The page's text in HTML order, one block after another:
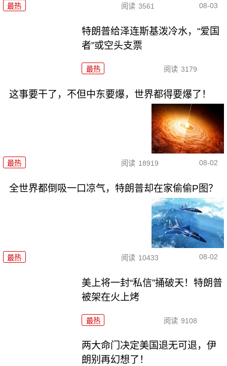
最热 阅读 3561 08-03
特朗普给泽连斯基泼冷水，“爱国
者”或空头支票
最热 阅读 3179
这事要干了，不但中东要爆，世界都得要爆了！
最热 阅读 18919 08-02
全世界都倒吸一口凉气，特朗普却在家偷偷P图？
最热 阅读 10433 08-02
美上将一封“私信”捅破天！特朗普
被架在火上烤
最热 阅读 9108
两大命门决定美国退无可退，伊
朗别再幻想了！